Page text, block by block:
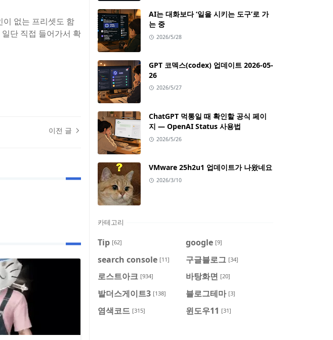
이 없는 프리셋도 함
단 직접 들어가서 확
이전 글
AI는 대화보다 ‘일을 시키는 도구’로 가
는 중
2026/5/28
GPT 코덱스(codex) 업데이트 2026-05-
26
2026/5/27
ChatGPT 먹통일 때 확인할 공식 페이
지 — OpenAI Status 사용법
2026/5/26
VMware 25h2u1 업데이트가 나왔네요
2026/3/10
카테고리
Tip [62] google [9]
search console [11] 구글블로그 [34]
로스트아크 [934] 바탕화면 [20]
발더스게이트3 [138] 블로그테마 [3]
염색코드 [315] 윈도우11 [31]